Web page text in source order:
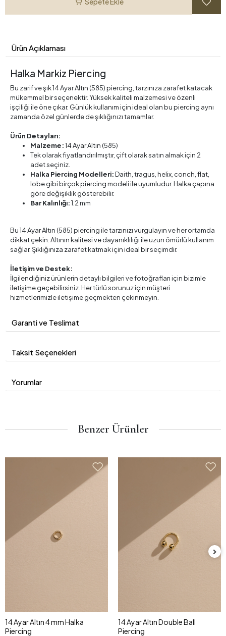
Ürün Açıklaması
Halka Markiz Piercing
Bu zarif ve şık 14 Ayar Altın (585) piercing, tarzınıza zarafet katacak
mükemmel bir seçenektir. Yüksek kaliteli malzemesi ve özenli
işçiliği ile öne çıkar. Günlük kullanım için ideal olan bu piercing aynı
zamanda özel günlerde de şıklığınızı tamamlar.
Ürün Detayları:
Malzeme:14 Ayar Altın (585)
Tek olarak fiyatlandırılmıştır, çift olarak satın almak için 2
adet seçiniz.
Halka Piercing Modelleri:Daith, tragus, helix, conch, flat,
lobe gibi birçok piercing modeli ile uyumludur. Halka çapına
göre değişiklik gösterebilir.
Bar Kalınlığı:1.2 mm
Bu 14 Ayar Altın (585) piercing ile tarzınızı vurgulayın ve her ortamda
dikkat çekin. Altının kalitesi ve dayanıklılığı ile uzun ömürlü kullanım
sağlar. Şıklığınıza zarafet katmak için ideal bir seçimdir.
İletişim ve Destek:
İlgilendiğiniz ürünlerin detaylı bilgileri ve fotoğrafları için bizimle
iletişime geçebilirsiniz. Her türlü sorunuz için müşteri
hizmetlerimizle iletişime geçmekten çekinmeyin.
Garanti ve Teslimat
Taksit Seçenekleri
Yorumlar
Benzer Ürünler
14 Ayar Altın 4 mm Halka
Piercing
14 Ayar Altın Double Ball
Piercing